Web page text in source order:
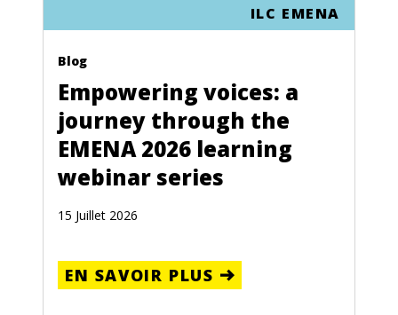
ILC EMENA
Blog
Empowering voices: a
journey through the
EMENA 2026 learning
webinar series
15 Juillet 2026
EN SAVOIR PLUS